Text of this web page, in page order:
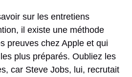
sur les entretiens
il existe une méthode
preuves chez Apple et qui
plus préparés. Oubliez les
car Steve Jobs, lui, recrutait